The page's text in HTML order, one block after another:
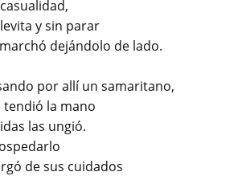
y sin parar
dejándolo de lado.
por allí un samaritano,
tendió la mano
las ungió.
de sus cuidados